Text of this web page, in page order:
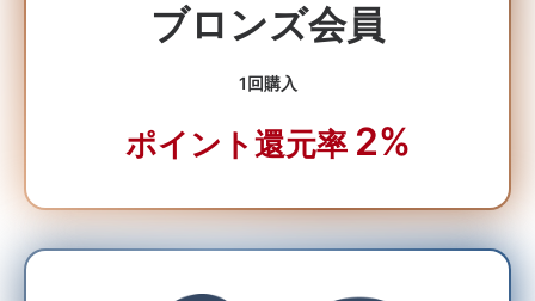
ブロンズ会員
1回購入
ポイント還元率 2%